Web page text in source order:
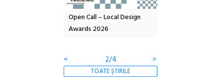
Open Call – Local Design
Awards 2026
<
2/4 >
TOATE ȘTIRILE